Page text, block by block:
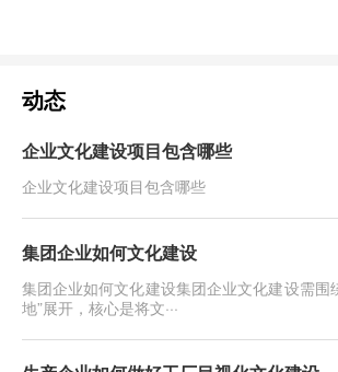
动态
企业文化建设项目包含哪些
企业文化建设项目包含哪些
集团企业如何文化建设
集团企业如何文化建设​集团企业文化建设需围
地”展开，核心是将文···